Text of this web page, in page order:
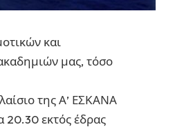
και
μας, τόσο
της Α’ ΕΣΚΑΝΑ
20.30 εκτός έδρας